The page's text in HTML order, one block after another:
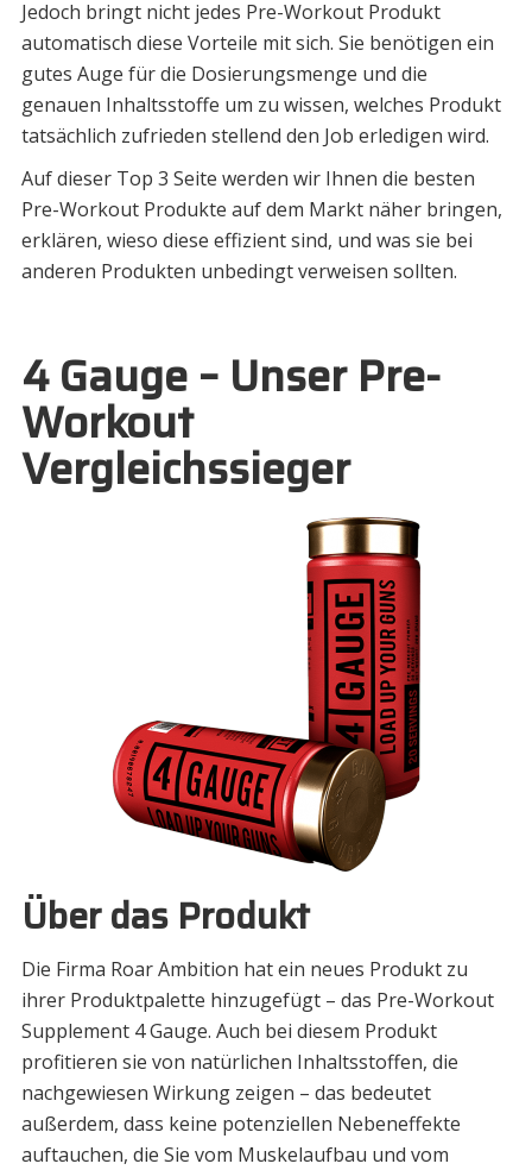
Jedoch bringt nicht jedes Pre-Workout Produkt
automatisch diese Vorteile mit sich. Sie benötigen ein
gutes Auge für die Dosierungsmenge und die
genauen Inhaltsstoffe um zu wissen, welches Produkt
tatsächlich zufrieden stellend den Job erledigen wird.
Auf dieser Top 3 Seite werden wir Ihnen die besten
Pre-Workout Produkte auf dem Markt näher bringen,
erklären, wieso diese effizient sind, und was sie bei
anderen Produkten unbedingt verweisen sollten.
4 Gauge – Unser Pre-
Workout
Vergleichssieger
Über das Produkt
Die Firma Roar Ambition hat ein neues Produkt zu
ihrer Produktpalette hinzugefügt – das Pre-Workout
Supplement 4 Gauge. Auch bei diesem Produkt
profitieren sie von natürlichen Inhaltsstoffen, die
nachgewiesen Wirkung zeigen – das bedeutet
außerdem, dass keine potenziellen Nebeneffekte
auftauchen, die Sie vom Muskelaufbau und vom